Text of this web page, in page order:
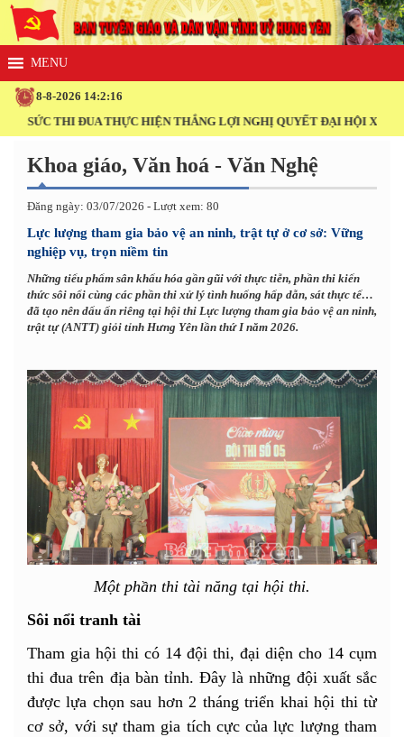
8-8-2026 14:2:16
THI ĐUA THỰC HIỆN THẮNG LỢI NGHỊ QUYẾT ĐẠI HỘI XIV CỦA
Khoa giáo, Văn hoá - Văn Nghệ
Đăng ngày: 03/07/2026 - Lượt xem: 80
Lực lượng tham gia bảo vệ an ninh, trật tự ở cơ sở: Vững
nghiệp vụ, trọn niềm tin
Những tiểu phẩm sân khấu hóa gần gũi với thực tiễn, phần thi kiến
thức sôi nổi cùng các phần thi xử lý tình huống hấp dẫn, sát thực tế…
đã tạo nên dấu ấn riêng tại hội thi Lực lượng tham gia bảo vệ an ninh,
trật tự (ANTT) giỏi tỉnh Hưng Yên lần thứ I năm 2026.
Một phần thi tài năng tại hội thi.
Sôi nổi tranh tài
Tham gia hội thi có 14 đội thi, đại diện cho 14 cụm
thi đua trên địa bàn tỉnh. Đây là những đội xuất sắc
được lựa chọn sau hơn 2 tháng triển khai hội thi từ
cơ sở, với sự tham gia tích cực của lực lượng tham